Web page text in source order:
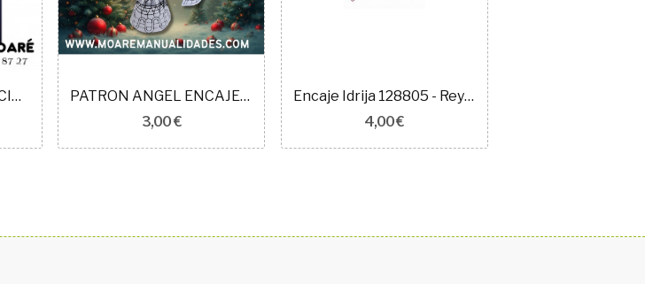
Motivo FLOR 2 IDRIJA CIRCULO 141602 7cm
PATRON ANGEL ENCAJE IDRIJA 007
3,00 €
Encaje Idrija 128805 - Rey - 7 cm
4,00 €